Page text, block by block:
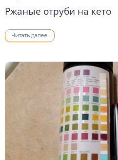
Ржаные отруби на кето
Читать далее